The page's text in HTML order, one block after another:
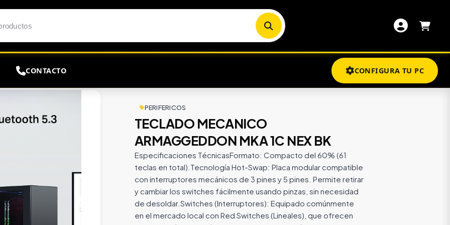
CONTACTO CONFIGURA TU PC
ARMAGGEDDON MKA 1C NEX BK
PERIFERICOS
TECLADO MECANICO
ARMAGGEDDON MKA 1C NEX BK
Especificaciones TécnicasFormato: Compacto del 60% (61
teclas en total).Tecnología Hot-Swap: Placa modular compatible
con interruptores mecánicos de 3 pines y 5 pines. Permite retirar
y cambiar los switches fácilmente usando pinzas, sin necesidad
de desoldar.Switches (Interruptores): Equipado comúnmente
en el mercado local con Red Switches (Lineales), que ofrecen